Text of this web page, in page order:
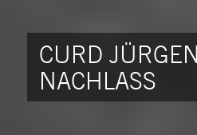
CURD
NACHLASS